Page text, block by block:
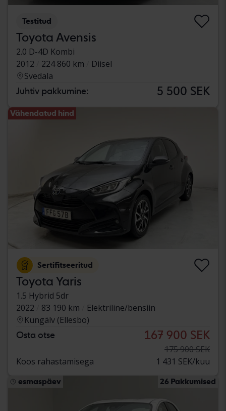
Testitud
Toyota Avensis
2.0 D-4D Kombi
2012
224 860 km
Diisel
Svedala
Juhtiv pakkumine: 5 500 SEK
Vähendatud hind
Sertifitseeritud
Toyota Yaris
1.5 Hybrid 5dr
2022
83 190 km
Elektriline/bensiin
Kungälv (Ellesbo)
Osta otse 167 900 SEK
175 900 SEK
Koos rahastamisega
1 431 SEK/kuu
esmaspäev 26 Pakkumised